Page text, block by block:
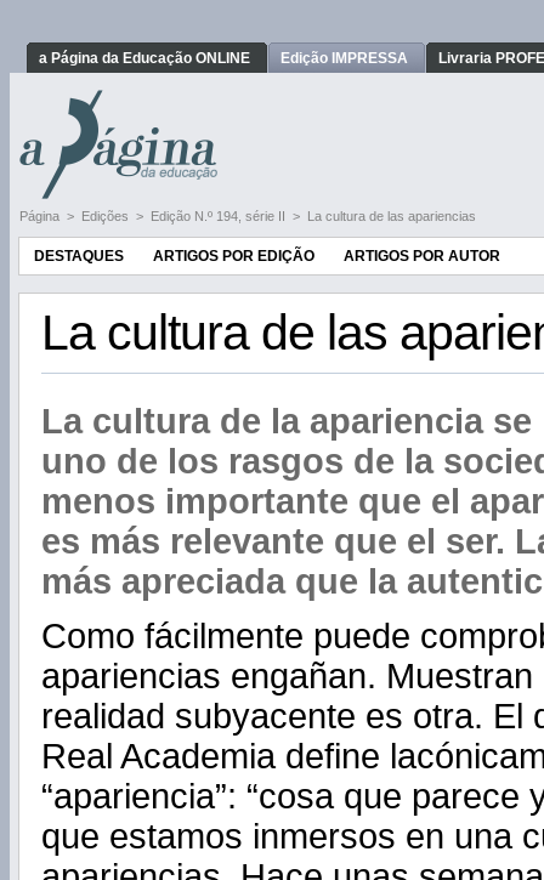
a Página da Educação ONLINE Edição IMPRESSA Livraria
Página > Edições > Edição N.º 194, série II > La cultura de las apariencias
DESTAQUES ARTIGOS POR EDIÇÃO ARTIGOS POR AUTOR
La cultura de las
La cultura de la apariencia
uno de los rasgos de la
menos importante que el
es más relevante que el ser.
más apreciada que la
Como fácilmente puede
apariencias engañan.
realidad subyacente es otra. El
Real Academia define
“apariencia”: “cosa que parece
que estamos inmersos en una